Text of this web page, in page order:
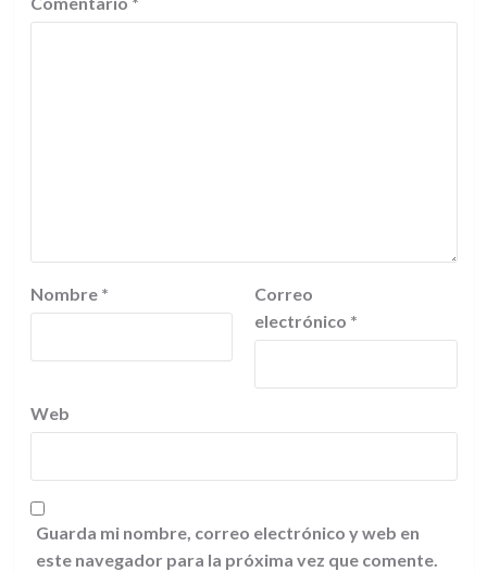
Nombre *
Correo
electrónico *
Web
Guarda mi nombre, correo electrónico y web en
este navegador para la próxima vez que comente.